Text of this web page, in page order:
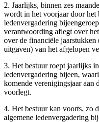
2. Jaarlijks, binnen zes
wordt in het voorjaar door het
ledenvergadering
verantwoording aflegt over
over de financiële jaarstukken
uitgaven) van het afgelopen
3. Het bestuur roept jaarlijks
ledenvergadering bijeen,
komende verenigingsjaar aan
voorlegt.
4. Het bestuur kan voorts, zo
algemene ledenvergadering